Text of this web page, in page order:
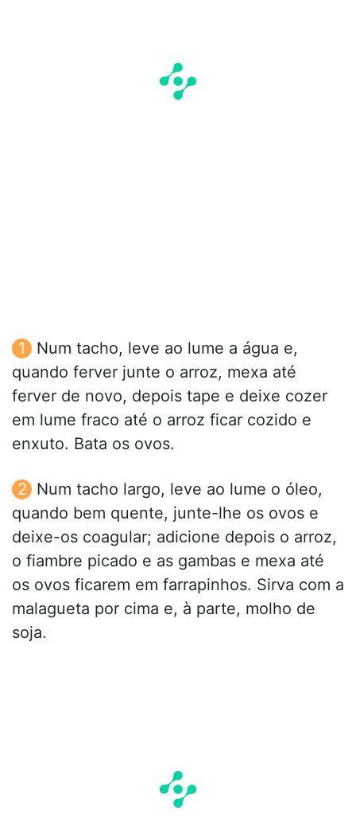
Num tacho, leve ao lume a água e,
quando ferver junte o arroz, mexa até
ferver de novo, depois tape e deixe cozer
em lume fraco até o arroz ficar cozido e
enxuto. Bata os ovos.
Num tacho largo, leve ao lume o óleo,
quando bem quente, junte-lhe os ovos e
deixe-os coagular; adicione depois o arroz,
o fiambre picado e as gambas e mexa até
os ovos ficarem em farrapinhos. Sirva com a
malagueta por cima e, à parte, molho de
soja.